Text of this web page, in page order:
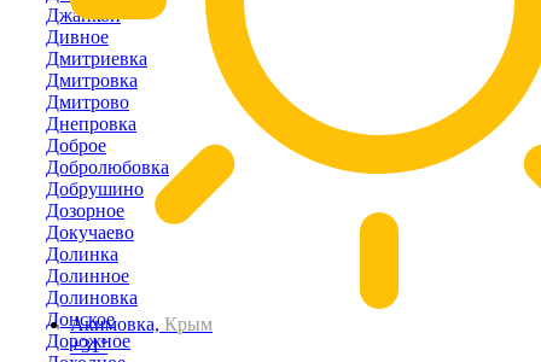
Акимовка, Крым
+31°
Джанкой
Дивное
Дмитриевка
Дмитровка
Дмитрово
Днепровка
Доброе
Добролюбовка
Добрушино
Дозорное
Докучаево
Долинка
Долинное
Долиновка
Донское
Дорожное